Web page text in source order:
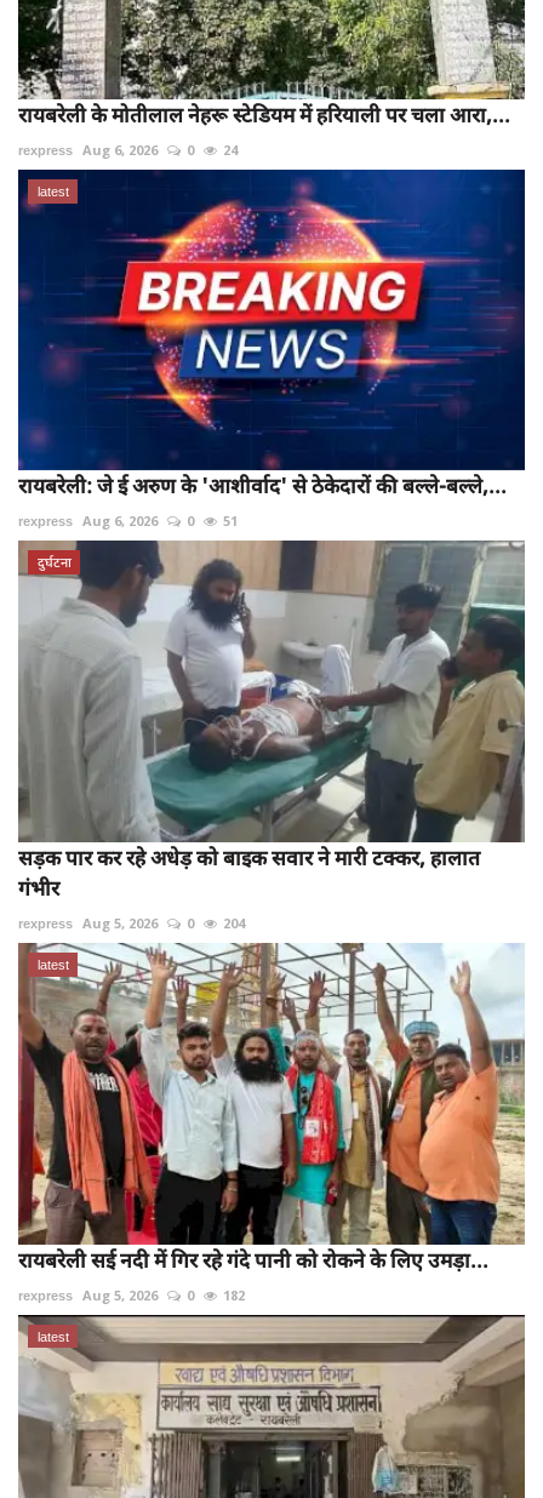
रायबरेली के मोतीलाल नेहरू स्टेडियम में हरियाली पर चला आरा,...
rexpress Aug 6, 2026 0 24
latest
रायबरेली: जे ई अरुण के 'आशीर्वाद' से ठेकेदारों की बल्ले-बल्ले,...
rexpress Aug 6, 2026 0 51
दुर्घटना
सड़क पार कर रहे अधेड़ को बाइक सवार ने मारी टक्कर, हालात
गंभीर
rexpress Aug 5, 2026 0 204
latest
रायबरेली सई नदी में गिर रहे गंदे पानी को रोकने के लिए उमड़ा...
rexpress Aug 5, 2026 0 182
latest